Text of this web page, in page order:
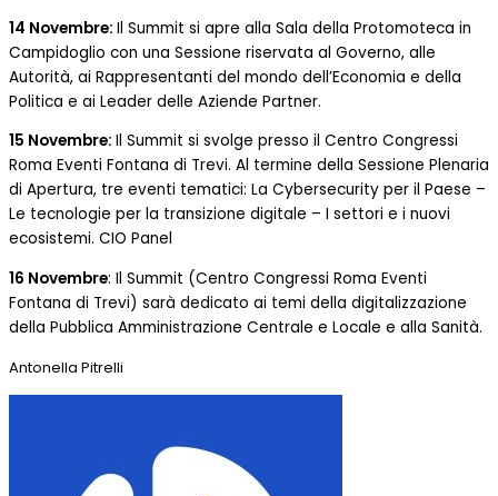
14 Novembre: Il Summit si apre alla Sala della Protomoteca in
Campidoglio con una Sessione riservata al Governo, alle
Autorità, ai Rappresentanti del mondo dell’Economia e della
Politica e ai Leader delle Aziende Partner.
15 Novembre: Il Summit si svolge presso il Centro Congressi
Roma Eventi Fontana di Trevi. Al termine della Sessione Plenaria
di Apertura, tre eventi tematici: La Cybersecurity per il Paese –
Le tecnologie per la transizione digitale – I settori e i nuovi
ecosistemi. CIO Panel
16 Novembre: Il Summit (Centro Congressi Roma Eventi
Fontana di Trevi) sarà dedicato ai temi della digitalizzazione
della Pubblica Amministrazione Centrale e Locale e alla Sanità.
Antonella Pitrelli